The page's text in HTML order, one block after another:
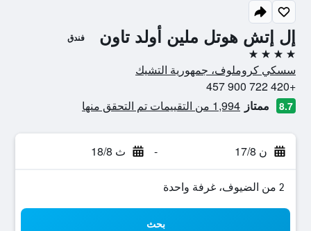
إل إتش هوتل ملين أولد تاون فندق
4 نجوم
سسكي كروملوف، جمهورية التشيك
+420 722 900 457
8.7 ممتاز 1,994 من التقييمات تم التحقق منها
ن 17/8 - ث 18/8
2 من الضيوف، غرفة واحدة
بحث